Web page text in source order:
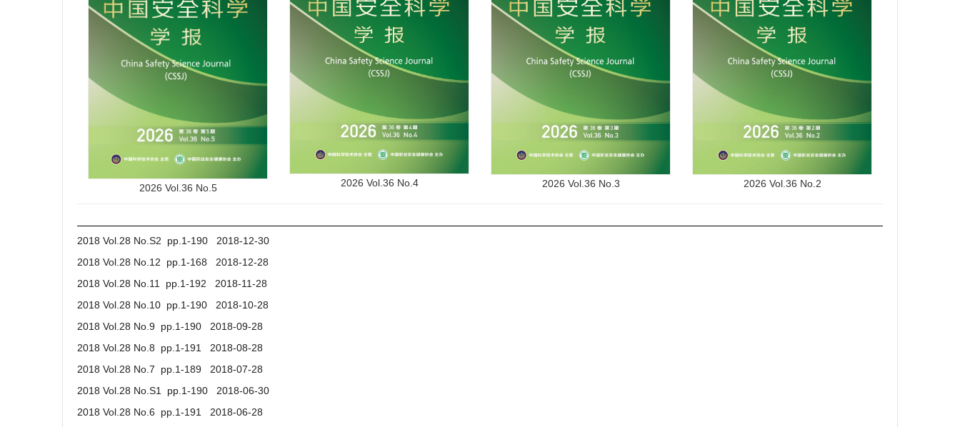
2026 Vol.36 No.5 2026 Vol.36 No.4 2026 Vol.36 No.3 2026 Vol.36 No.2
2018 Vol.28 No.S2 pp.1-190 2018-12-30
2018 Vol.28 No.12 pp.1-168 2018-12-28
2018 Vol.28 No.11 pp.1-192 2018-11-28
2018 Vol.28 No.10 pp.1-190 2018-10-28
2018 Vol.28 No.9 pp.1-190 2018-09-28
2018 Vol.28 No.8 pp.1-191 2018-08-28
2018 Vol.28 No.7 pp.1-189 2018-07-28
2018 Vol.28 No.S1 pp.1-190 2018-06-30
2018 Vol.28 No.6 pp.1-191 2018-06-28